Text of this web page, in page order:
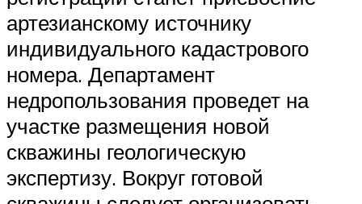
артезианскому источнику
индивидуального кадастрового
номера. Департамент
недропользования проведет на
участке размещения новой
скважины геологическую
экспертизу. Вокруг готовой